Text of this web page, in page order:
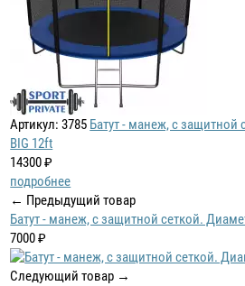
Артикул: 3785 Батут - манеж, с защитной
BIG 12ft
14300 ₽
подробнее
← Предыдущий товар
Батут - манеж, с защитной сеткой.
7000 ₽
Следующий товар →